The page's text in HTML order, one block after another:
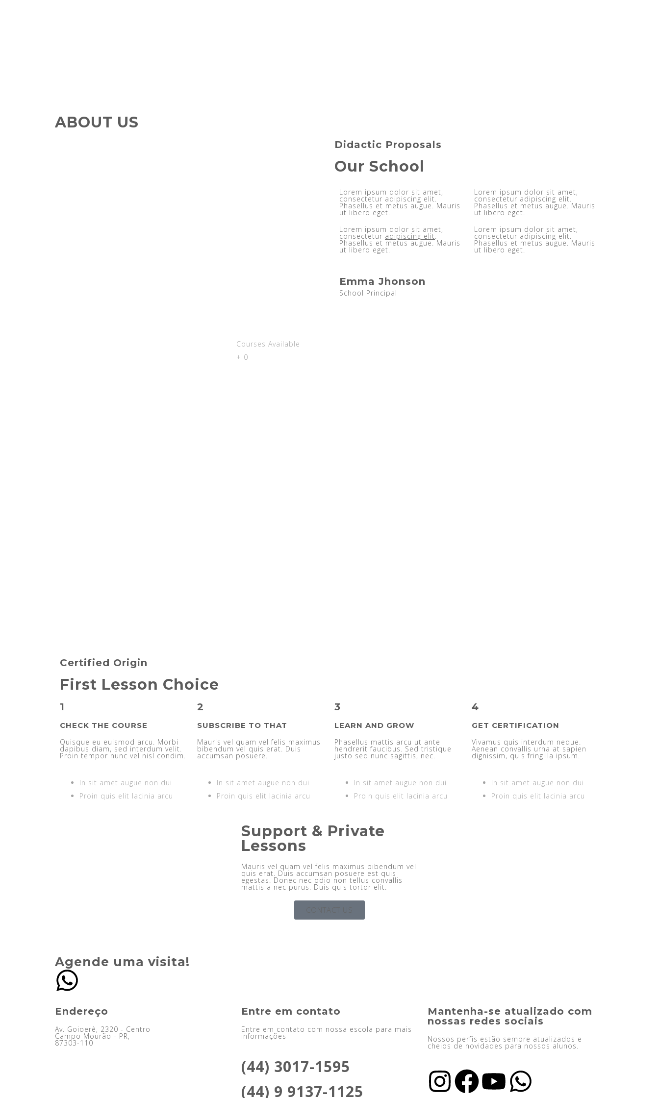
ABOUT US
Didactic Proposals
Our School
Lorem ipsum dolor sit amet,
consectetur adipiscing elit.
Phasellus et metus augue. Mauris
ut libero eget.
Lorem ipsum dolor sit amet,
consectetur adipiscing elit.
Phasellus et metus augue. Mauris
ut libero eget.
Lorem ipsum dolor sit amet,
consectetur adipiscing elit.
Phasellus et metus augue. Mauris
ut libero eget.
Lorem ipsum dolor sit amet,
consectetur adipiscing elit.
Phasellus et metus augue. Mauris
ut libero eget.
Emma Jhonson
School Principal
Courses Available
+ 0
Certified Origin
First Lesson Choice
1
CHECK THE COURSE
Quisque eu euismod arcu. Morbi
dapibus diam, sed interdum velit.
Proin tempor nunc vel nisl condim.
In sit amet augue non dui
Proin quis elit lacinia arcu
2
SUBSCRIBE TO THAT
Mauris vel quam vel felis maximus
bibendum vel quis erat. Duis
accumsan posuere.
In sit amet augue non dui
Proin quis elit lacinia arcu
3
LEARN AND GROW
Phasellus mattis arcu ut ante
hendrerit faucibus. Sed tristique
justo sed nunc sagittis, nec.
In sit amet augue non dui
Proin quis elit lacinia arcu
4
GET CERTIFICATION
Vivamus quis interdum neque.
Aenean convallis urna at sapien
dignissim, quis fringilla ipsum.
In sit amet augue non dui
Proin quis elit lacinia arcu
Support & Private
Lessons
Mauris vel quam vel felis maximus bibendum vel
quis erat. Duis accumsan posuere est quis
egestas. Donec nec odio non tellus convallis
mattis a nec purus. Duis quis tortor elit.
CONTACT US
Agende uma visita!
Endereço
Av. Goioerê, 2320 - Centro
Campo Mourão - PR,
87303-110
Entre em contato
Entre em contato com nossa escola para mais
informações
(44) 3017-1595
(44) 9 9137-1125
Mantenha-se atualizado com
nossas redes sociais
Nossos perfis estão sempre atualizados e
cheios de novidades para nossos alunos.